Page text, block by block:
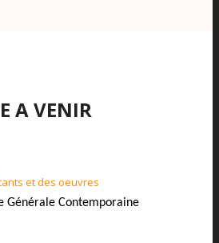
A VENIR
et des oeuvres
Générale Contemporaine